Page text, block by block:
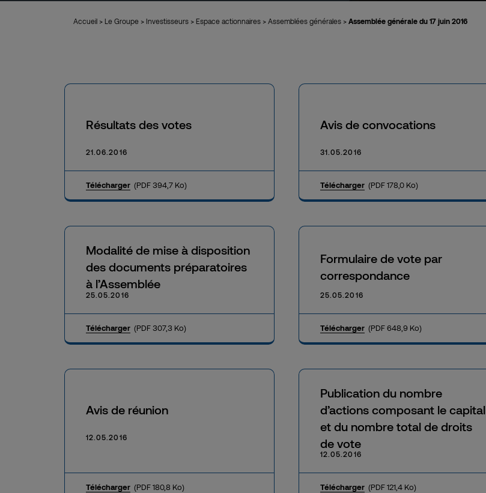
Accueil > Le Groupe > Investisseurs > Espace actionnaires > Assemblées générales > Assemblée générale du 17 juin 2016
Résultats des votes
21.06.2016
Télécharger (PDF 394,7 Ko)
Avis de convocations
31.05.2016
Télécharger (PDF 178,0 Ko)
Modalité de mise à disposition
des documents préparatoires
à l’Assemblée
25.05.2016
Télécharger (PDF 307,3 Ko)
Formulaire de vote par
correspondance
25.05.2016
Télécharger (PDF 648,9 Ko)
Avis de réunion
12.05.2016
Télécharger (PDF 180,8 Ko)
Publication du nombre
d’actions composant le capital
et du nombre total de droits
de vote
12.05.2016
Télécharger (PDF 121,4 Ko)